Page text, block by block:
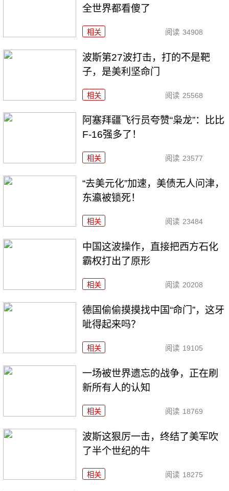
全世界都看傻了
相关 阅读 34908
波斯第27波打击，打的不是靶
子，是美利坚命门
相关 阅读 25568
阿塞拜疆飞行员夸赞“枭龙”：比比
F-16强多了！
相关 阅读 23577
“去美元化”加速，美债无人问津，
东瀛被锁死！
相关 阅读 23484
中国这波操作，直接把西方石化
霸权打出了原形
相关 阅读 20208
德国偷偷摸摸找中国“命门”，这牙
呲得起来吗？
相关 阅读 19105
一场被世界遗忘的战争，正在刷
新所有人的认知
相关 阅读 18769
波斯这狠厉一击，终结了美军吹
了半个世纪的牛
相关 阅读 18275